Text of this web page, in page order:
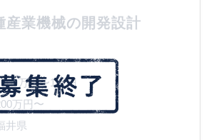
産業機械の開発設計
万円〜1億円
万円〜
井県